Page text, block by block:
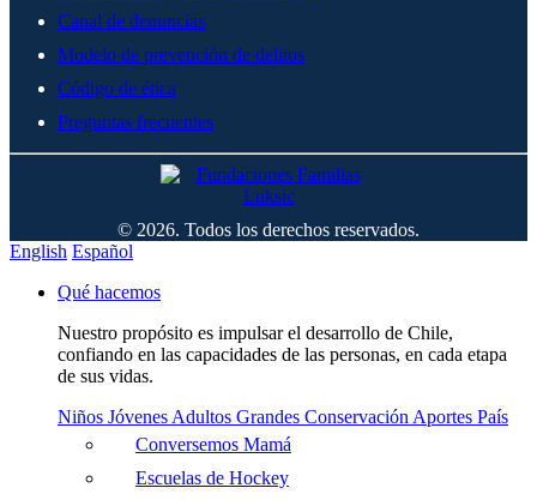
Canal de denuncias
Modelo de prevención de delitos
Código de ética
Preguntas frecuentes
© 2026. Todos los derechos reservados.
English Español
Qué hacemos
Nuestro propósito es impulsar el desarrollo de Chile,
confiando en las capacidades de las personas, en cada etapa
de sus vidas.
Niños Jóvenes Adultos Grandes Conservación Aportes País
Conversemos Mamá
Escuelas de Hockey